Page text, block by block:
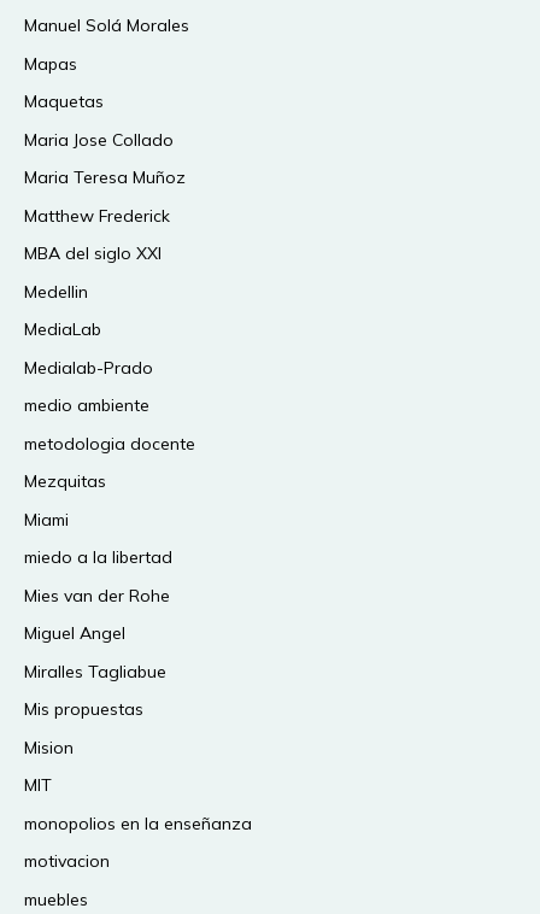
Manuel Solá Morales
Mapas
Maquetas
Maria Jose Collado
Maria Teresa Muñoz
Matthew Frederick
MBA del siglo XXI
Medellin
MediaLab
Medialab-Prado
medio ambiente
metodologia docente
Mezquitas
Miami
miedo a la libertad
Mies van der Rohe
Miguel Angel
Miralles Tagliabue
Mis propuestas
Mision
MIT
monopolios en la enseñanza
motivacion
muebles